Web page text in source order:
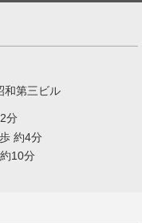
和第三ビル
分
約4分
10分